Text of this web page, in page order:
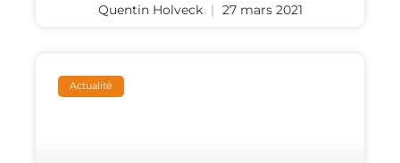
Quentin Holveck 27 mars 2021
Actualité